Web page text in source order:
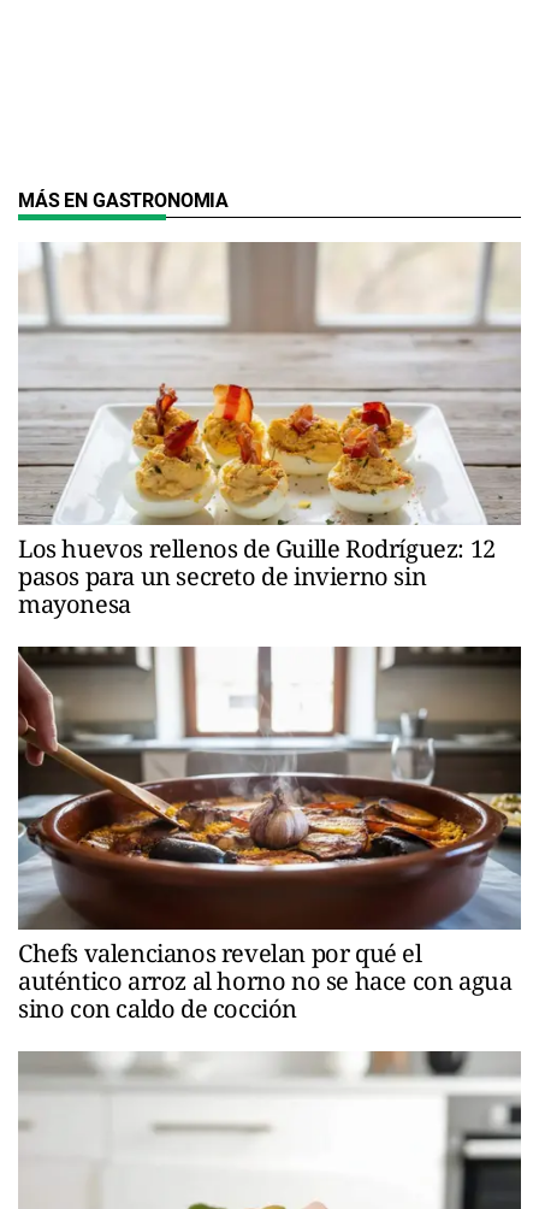
MÁS EN GASTRONOMIA
Los huevos rellenos de Guille Rodríguez: 12
pasos para un secreto de invierno sin
mayonesa
Chefs valencianos revelan por qué el
auténtico arroz al horno no se hace con agua
sino con caldo de cocción